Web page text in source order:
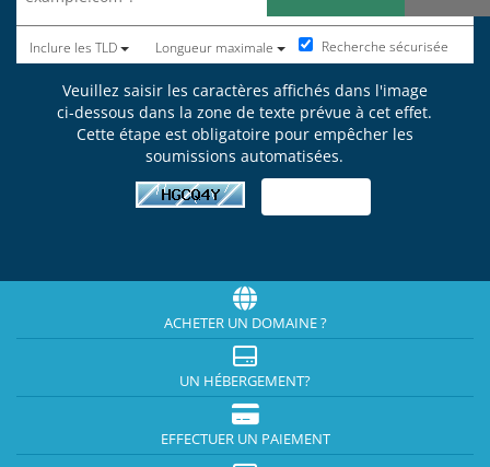
Inclure les TLD Longueur maximale Recherche sécurisée
Veuillez saisir les caractères affichés dans l'image
ci-dessous dans la zone de texte prévue à cet effet.
Cette étape est obligatoire pour empêcher les
soumissions automatisées.
ACHETER UN DOMAINE ?
UN HÉBERGEMENT?
EFFECTUER UN PAIEMENT